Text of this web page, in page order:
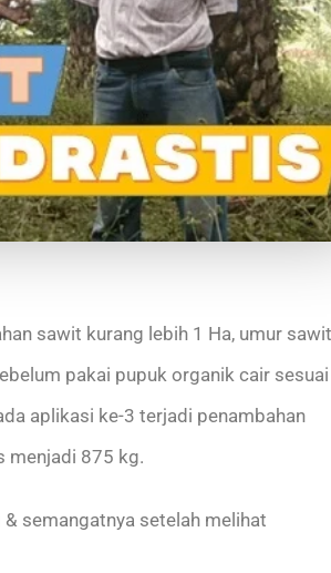
sawit kurang lebih 1 Ha, umur sawit
pakai pupuk organik cair sesuai
aplikasi ke-3 terjadi penambahan
menjadi 875 kg.
semangatnya setelah melihat